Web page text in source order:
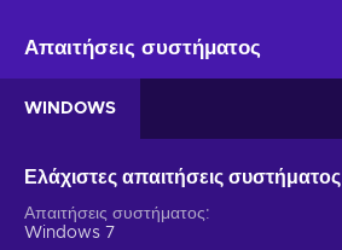
Απαιτήσεις συστήματος
WINDOWS
Ελάχιστες απαιτήσεις συστήματος
Απαιτήσεις συστήματος
Windows 7